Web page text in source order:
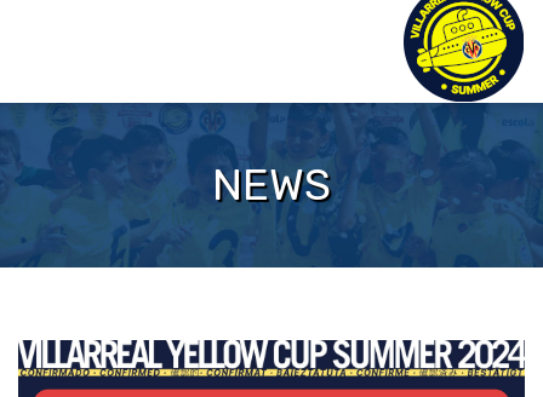
NEWS